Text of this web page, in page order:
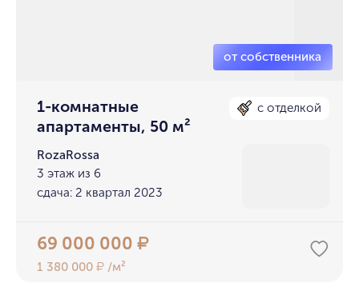
1-комнатные
апартаменты, 50 м²
с отделкой
RozaRossa
3 этаж из 6
сдача: 2 квартал 2023
69 000 000₽
1 380 000₽ /м²